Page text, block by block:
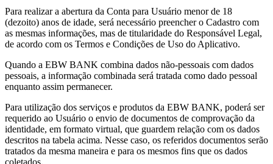
Para realizar a abertura da Conta para Usuário menor de 18
(dezoito) anos de idade, será necessário preencher o Cadastro com
as mesmas informações, mas de titularidade do Responsável Legal,
de acordo com os Termos e Condições de Uso do Aplicativo.
Quando a EBW BANK combina dados não-pessoais com dados
pessoais, a informação combinada será tratada como dado pessoal
enquanto assim permanecer.
Para utilização dos serviços e produtos da EBW BANK, poderá ser
requerido ao Usuário o envio de documentos de comprovação da
identidade, em formato virtual, que guardem relação com os dados
descritos na tabela acima. Nesse caso, os referidos documentos serão
tratados da mesma maneira e para os mesmos fins que os dados